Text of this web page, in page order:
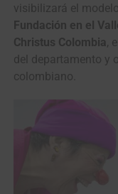
visibilizará el
Fundación en el
Christus Colombia,
del departamento y
colombiano.